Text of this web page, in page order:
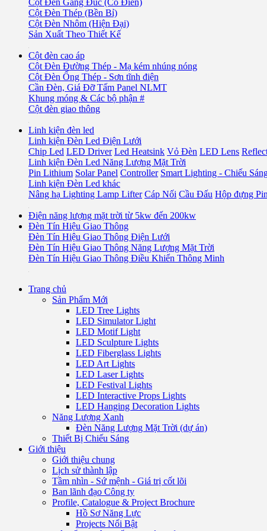
Cột Đèn Gang Đúc (Cổ Điển)
Cột Đèn Thép (Bền Bỉ)
Cột Đèn Nhôm (Hiện Đại)
Sản Xuất Theo Thiết Kế
Cột đèn cao áp
Cột Đèn Đường Thép - Mạ kém nhúng nóng
Cột Đèn Ống Thép - Sơn tĩnh điện
Cần Đèn, Giá Đỡ Tấm Panel NLMT
Khung móng & Các bộ phận #
Cột đèn giao thông
Linh kiện đèn led
Linh kiện Đèn Led Điện Lưới
Chip Led LED Driver Led Heatsink Vỏ Đèn LED Lens
Linh kiện Đèn Led Năng Lượng Mặt Trời
Pin Lithium Solar Panel Controller Smart Lighting - Chiếu
Linh kiện Đèn Led khác
Nâng hạ Lighting Lamp Lifter Cáp Nối Cầu Đấu Hộp đựng
Điện năng lượng mặt trời từ 5kw đến 200kw
Đèn Tín Hiệu Giao Thông
Đèn Tín Hiệu Giao Thông Điện Lưới
Đèn Tín Hiệu Giao Thông Năng Lượng Mặt Trời
Đèn Tín Hiệu Giao Thông Điều Khiển Thông Minh
Trang chủ
Sản Phẩm Mới
LED Tree Lights
LED Simulator Light
LED Motif Light
LED Sculpture Lights
LED Fiberglass Lights
LED Art Lights
LED Laser Lights
LED Festival Lights
LED Interactive Props Lights
LED Hanging Decoration Lights
Năng Lượng Xanh
Đèn Năng Lượng Mặt Trời (dự án)
Thiết Bị Chiếu Sáng
Giới thiệu
Giới thiệu chung
Lịch sử thành lập
Tầm nhìn - Sứ mệnh - Giá trị cốt lõi
Ban lãnh đạo Công ty
Profile, Catalogue & Project Brochure
Hồ Sơ Năng Lực
Projects Nổi Bật